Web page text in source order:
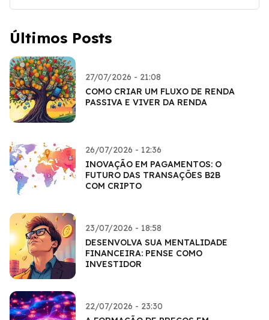
Últimos Posts
27/07/2026 - 21:08
COMO CRIAR UM FLUXO DE RENDA
PASSIVA E VIVER DA RENDA
26/07/2026 - 12:36
INOVAÇÃO EM PAGAMENTOS: O
FUTURO DAS TRANSAÇÕES B2B
COM CRIPTO
23/07/2026 - 18:58
DESENVOLVA SUA MENTALIDADE
FINANCEIRA: PENSE COMO
INVESTIDOR
22/07/2026 - 23:30